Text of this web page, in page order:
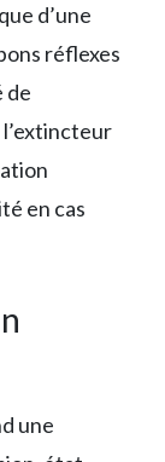
d’une
réflexes
de
en cas
une